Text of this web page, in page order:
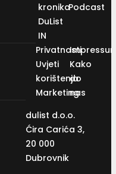
kronika
DuList
IN
Podcast
Privatnosti
Uvjeti
korištenja
Marketing
Kako
do
nas
dulist d.o.o.
Ćira Carića 3,
20 000
Dubrovnik